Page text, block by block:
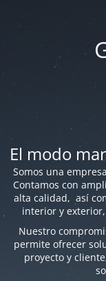
El modo
Somos una
Contamos con
alta calidad, así
interior y
Nuestro
permite ofrecer
proyecto y